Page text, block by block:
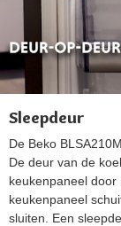
Sleepdeur
De Beko
De deur van de
keukenpaneel
keukenpaneel
sluiten. Een